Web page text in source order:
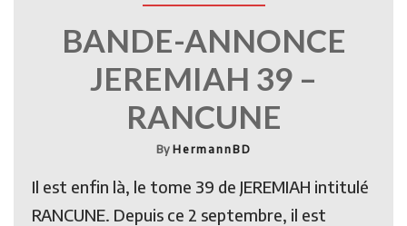
BANDE-ANNONCE
JEREMIAH 39 –
RANCUNE
By HermannBD
Il est enfin là, le tome 39 de JEREMIAH intitulé
RANCUNE. Depuis ce 2 septembre, il est